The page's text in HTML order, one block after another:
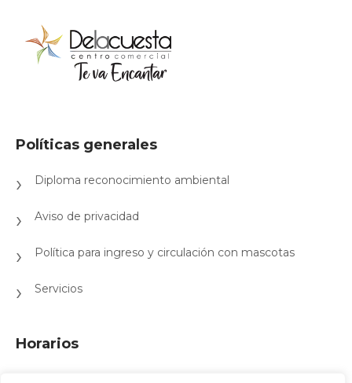
Políticas generales
Diploma reconocimiento ambiental
Aviso de privacidad
Política para ingreso y circulación con mascotas
Servicios
Horarios